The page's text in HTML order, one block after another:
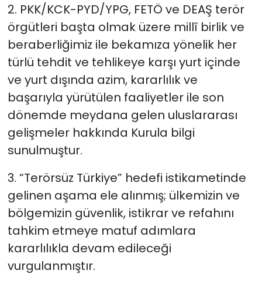
2. PKK/KCK-PYD/YPG, FETÖ ve DEAŞ terör
örgütleri başta olmak üzere millî birlik ve
beraberliğimiz ile bekamıza yönelik her
türlü tehdit ve tehlikeye karşı yurt içinde
ve yurt dışında azim, kararlılık ve
başarıyla yürütülen faaliyetler ile son
dönemde meydana gelen uluslararası
gelişmeler hakkında Kurula bilgi
sunulmuştur.
3. “Terörsüz Türkiye” hedefi istikametinde
gelinen aşama ele alınmış; ülkemizin ve
bölgemizin güvenlik, istikrar ve refahını
tahkim etmeye matuf adımlara
kararlılıkla devam edileceği
vurgulanmıştır.